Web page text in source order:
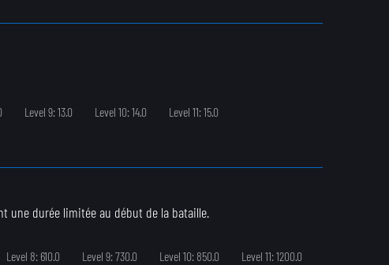
Level 9: 13.0 Level 10: 14.0
Level 11: 15.0
une durée limitée au début de la bataille.
Level 8: 610.0 Level 9: 730.0 Level 10: 850.0
Level 11: 1200.0